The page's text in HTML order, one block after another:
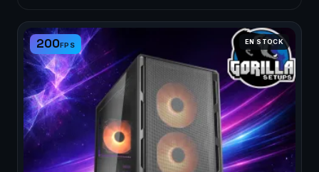
200FPS EN STOCK